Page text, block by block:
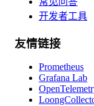
开发者工具
友情链接
Prometheus
Grafana Lab